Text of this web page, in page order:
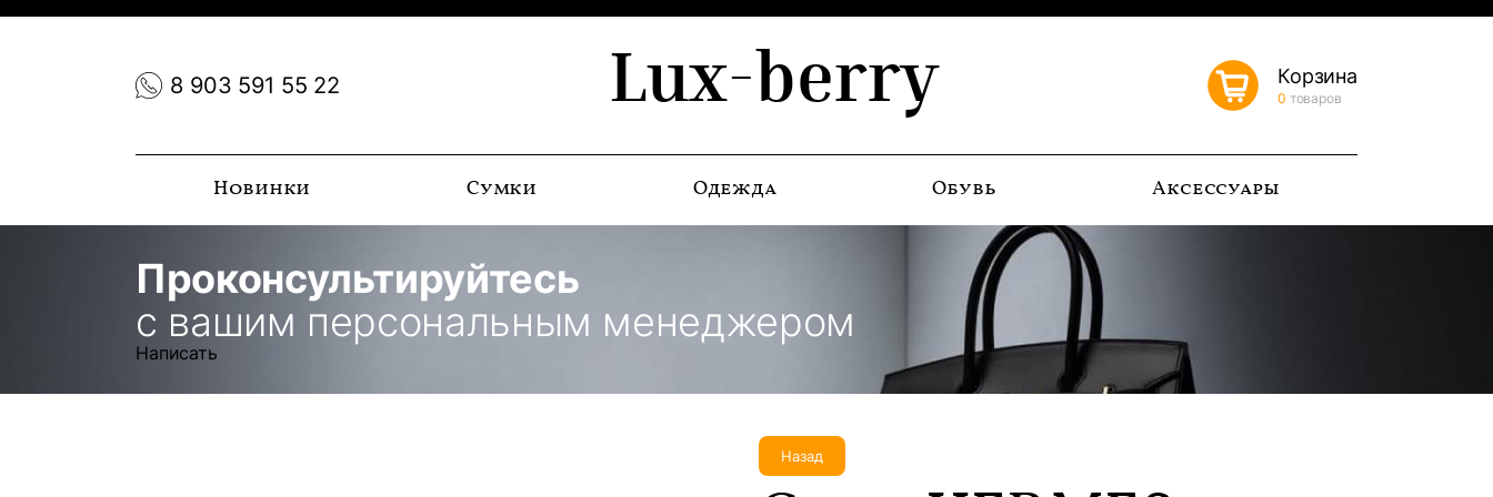
8 903 591 55 22 Lux-berry Корзина
0 товаров
Новинки Сумки Одежда Обувь Аксессуары
Проконсультируйтесь
с вашим персональным менеджером
Написать
Назад